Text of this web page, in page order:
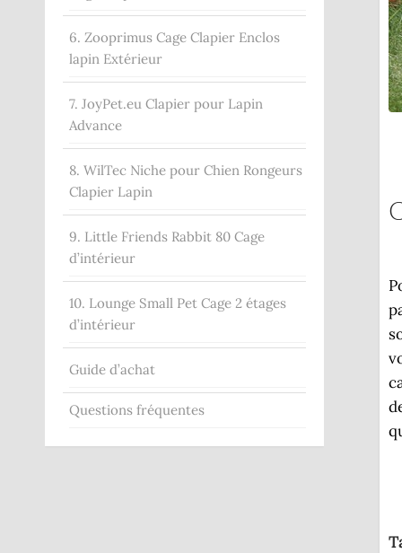
6. Zooprimus Cage Clapier Enclos
lapin Extérieur
7. JoyPet.eu Clapier pour Lapin
Advance
8. WilTec Niche pour Chien Rongeurs
Clapier Lapin
9. Little Friends Rabbit 80 Cage
d’intérieur
10. Lounge Small Pet Cage 2 étages
d’intérieur
Guide d’achat
Questions fréquentes